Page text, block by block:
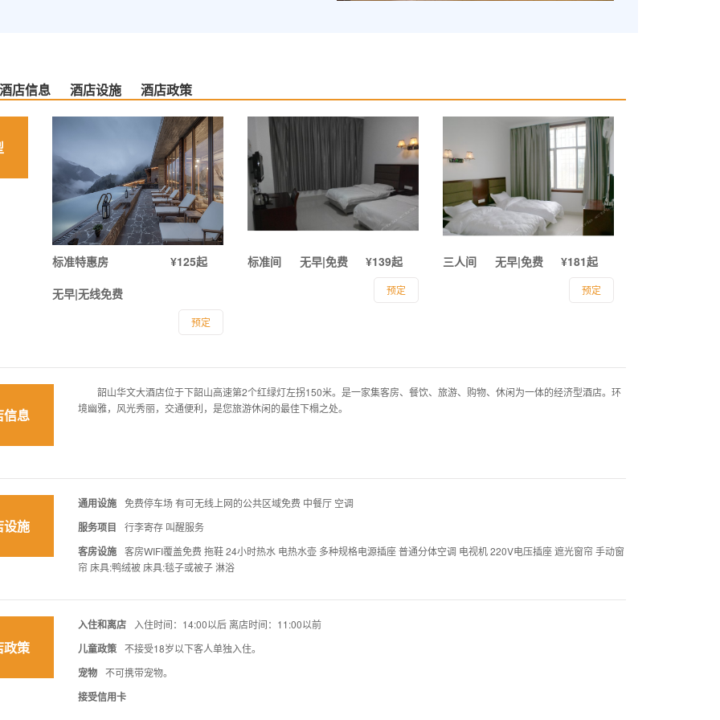
酒店信息 酒店设施 酒店政策
标准特惠房
¥125起
无早|无线免费
预定
标准间 ¥139起
无早|免费
预定
三人间 ¥181起
无早|免费
预定
信息
韶山华文大酒店位于下韶山高速第2个红绿灯左拐150米。是一家集客房、餐饮、旅游、购物、休闲为一体的经济型酒店。环
境幽雅，风光秀丽，交通便利，是您旅游休闲的最佳下榻之处。
设施
通用设施 免费停车场 有可无线上网的公共区域免费 中餐厅 空调
服务项目 行李寄存 叫醒服务
客房设施
客房WIFI覆盖免费 拖鞋 24小时热水 电热水壶 多种规格电源插座 普通分体空调 电视机 220V电压插座 遮光窗帘 手动窗
帘 床具:鸭绒被 床具:毯子或被子 淋浴
政策
入住和离店 入住时间：14:00以后 离店时间：11:00以前
儿童政策 不接受18岁以下客人单独入住。
宠物 不可携带宠物。
接受信用卡